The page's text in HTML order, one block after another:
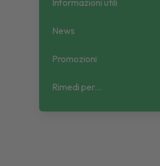
News
Promozioni
Rimedi per...